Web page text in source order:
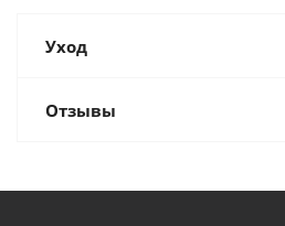
Уход
Отзывы